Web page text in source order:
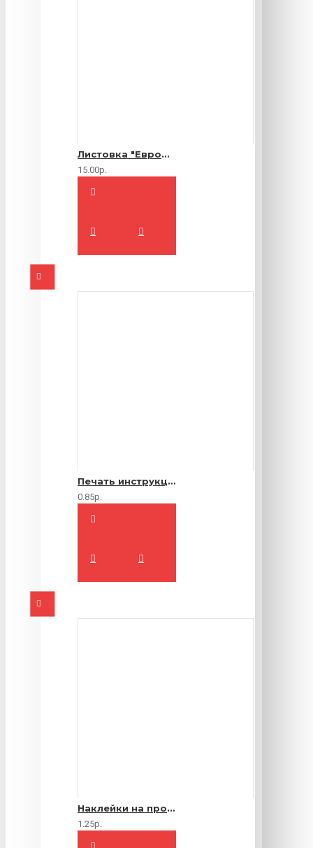
Листовка "Еврофлаер" (цветная с двух сторон)
15.00р.
Печать инструкций по эксплуатации
0.85р.
Наклейки на продукты
1.25р.